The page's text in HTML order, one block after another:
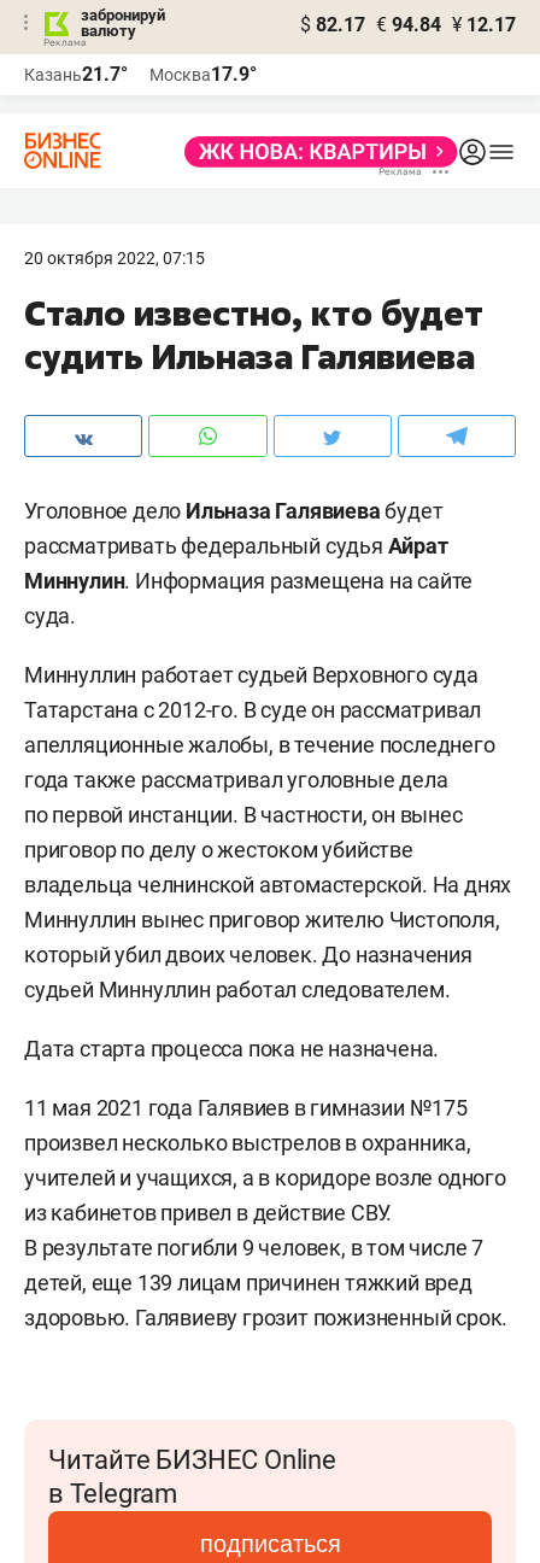
забронируй
валюту
$ 82.17 € 94.84 ¥ 12.17
Казань21.7° Москва17.9°
20 октября 2022, 07:15
Стало известно, кто будет
судить Ильназа Галявиева
Уголовное дело Ильназа Галявиевабудет
рассматривать федеральный судья Айрат
Миннулин. Информация размещена на сайте
суда.
Миннуллин работает судьей Верховного суда
Татарстана с 2012-го. В суде он рассматривал
апелляционные жалобы, в течение последнего
года также рассматривал уголовные дела
по первой инстанции. В частности, он вынес
приговор по делу о жестоком убийстве
владельца челнинской автомастерской. На днях
Миннуллин вынес приговор жителю Чистополя,
который убил двоих человек. До назначения
судьей Миннуллин работал следователем.
Дата старта процесса пока не назначена.
11 мая 2021 года Галявиев в гимназии №175
произвел несколько выстрелов в охранника,
учителей и учащихся, а в коридоре возле одного
из кабинетов привел в действие СВУ.
В результате погибли 9 человек, в том числе 7
детей, еще 139 лицам причинен тяжкий вред
здоровью. Галявиеву грозит пожизненный срок.
Читайте БИЗНЕС Online
в Telegram
подписаться